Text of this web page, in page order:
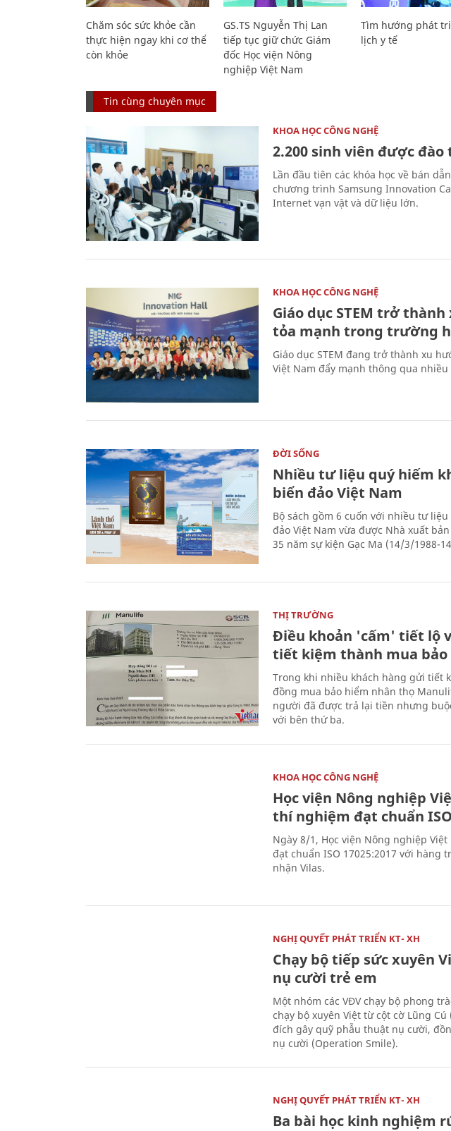
Chăm sóc sức khỏe cần
thực hiện ngay khi cơ thể
còn khỏe
GS.TS Nguyễn Thị Lan
tiếp tục giữ chức Giám
đốc Học viện Nông
nghiệp Việt Nam
Tìm hướng phát
lịch y tế
Tin cùng chuyên mục
KHOA HỌC CÔNG NGHỆ
2.200 sinh viên được đào
Lần đầu tiên các khóa học về bán
chương trình Samsung Innovation
Internet vạn vật và dữ liệu lớn.
KHOA HỌC CÔNG NGHỆ
Giáo dục STEM trở
tỏa mạnh trong trường
Giáo dục STEM đang trở thành xu
Việt Nam đẩy mạnh thông qua
ĐỜI SỐNG
Nhiều tư liệu quý hiếm
biển đảo Việt Nam
Bộ sách gồm 6 cuốn với nhiều tư
đảo Việt Nam vừa được Nhà xuất
35 năm sự kiện Gạc Ma (14/3/1988-
THỊ TRƯỜNG
Điều khoản 'cấm' tiết lộ
tiết kiệm thành mua
Trong khi nhiều khách hàng gửi tiết
đồng mua bảo hiểm nhân thọ
người đã được trả lại tiền nhưng
với bên thứ ba.
KHOA HỌC CÔNG NGHỆ
Học viện Nông nghiệp
thí nghiệm đạt chuẩn ISO
Ngày 8/1, Học viện Nông nghiệp
đạt chuẩn ISO 17025:2017 với hàng
nhận Vilas.
NGHỊ QUYẾT PHÁT TRIỂN KT- XH
Chạy bộ tiếp sức xuyên
nụ cười trẻ em
Một nhóm các VĐV chạy bộ phong
chạy bộ xuyên Việt từ cột cờ Lũng
đích gây quỹ phẫu thuật nụ cười,
nụ cười (Operation Smile).
NGHỊ QUYẾT PHÁT TRIỂN KT- XH
Ba bài học kinh nghiệm